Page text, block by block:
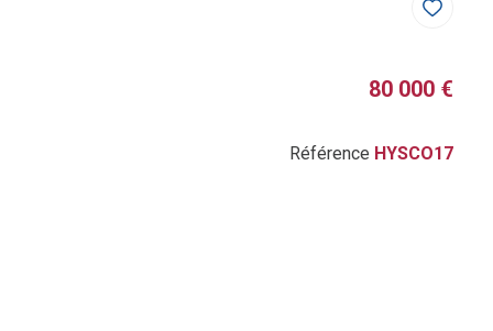
80 000 €
Référence HYSCO17